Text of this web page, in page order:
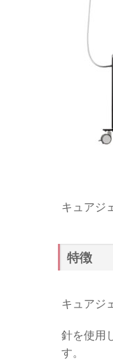
キュアジ
特徴
キュアジ
針を使用
す。